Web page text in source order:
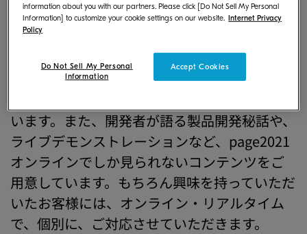
page2021オンラインでは、2020年11月に導入
いただいた日本のお客様第1号の事例も紹介
し、TASKalfa Pro 15000cシリーズの導入の決
め手や、導入後のビジネスの幅の変化など、お
います。また、開発者が語る製品開発秘話や、
ライブデモンストレーションなど、page2021
オンラインでしか見られないコンテンツをご
用意しています。もちろん興味を持っていただ
いたお客様には、オンライン・リアルタイム
で、個別に、ご対応させていただきます。
information about you with our partners. Please click [Do Not Sell My Personal
Information] to customize your cookie settings on our website. Internet Privacy
Policy
Accept Cookies
Do Not Sell My Personal
Information